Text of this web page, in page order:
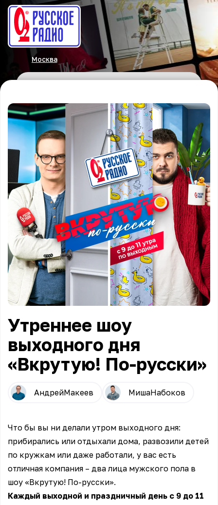
Москва
Утреннее шоу
выходного дня
«Вкрутую! По-русски»
АндрейМакеев МишаНабоков
Что бы вы ни делали утром выходного дня:
прибирались или отдыхали дома, развозили детей
по кружкам или даже работали, у вас есть
отличная компания – два лица мужского пола в
шоу «Вкрутую! По-русски».
Каждый выходной и праздничный день с 9 до 11